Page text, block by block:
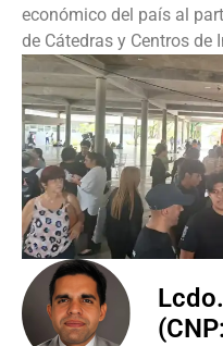
económico del país al
de Cátedras y Centros de